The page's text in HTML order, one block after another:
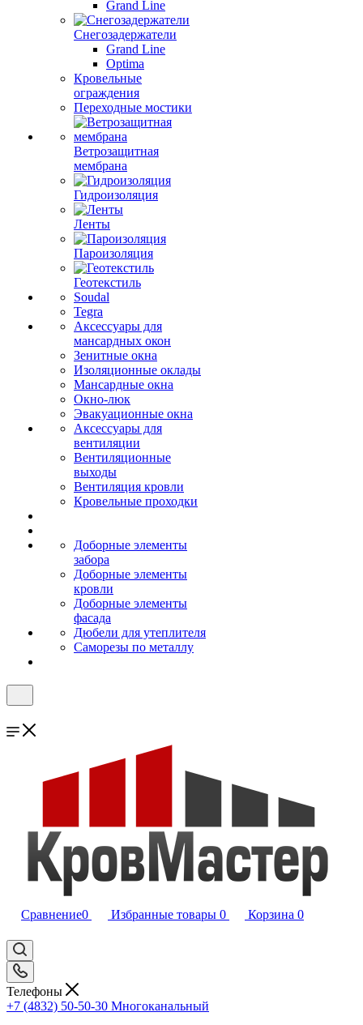
Grand Line
Снегозадержатели
Grand Line
Optima
Кровельные
ограждения
Переходные мостики
Ветрозащитная
мембрана
Гидроизоляция
Ленты
Пароизоляция
Геотекстиль
Soudal
Tegra
Аксессуары для
мансардных окон
Зенитные окна
Изоляционные оклады
Мансардные окна
Окно-люк
Эвакуационные окна
Аксессуары для
вентиляции
Вентиляционные
выходы
Вентиляция кровли
Кровельные проходки
Доборные элементы
забора
Доборные элементы
кровли
Доборные элементы
фасада
Дюбели для утеплителя
Саморезы по металлу
Сравнение0 Избранные товары 0 Корзина 0
Телефоны
+7 (4832) 50-50-30 Многоканальный